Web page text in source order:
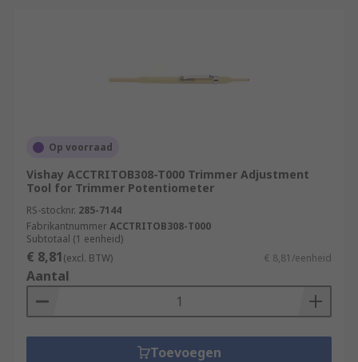
Op voorraad
Vishay ACCTRITOB308-T000 Trimmer Adjustment
Tool for Trimmer Potentiometer
RS-stocknr. 285-7144
FabrikantnummerACCTRITOB308-T000
Subtotaal (1 eenheid)
€ 8,81(excl. BTW) € 8,81/eenheid
Aantal
Toevoegen